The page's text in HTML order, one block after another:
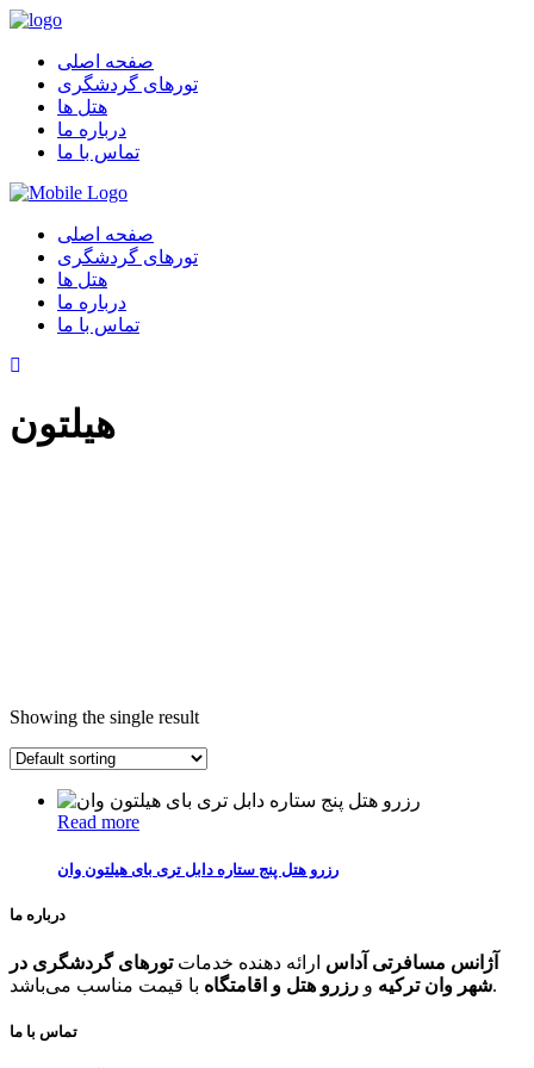
صفحه اصلی
تورهای گردشگری
هتل ها
درباره ما
تماس با ما
صفحه اصلی
تورهای گردشگری
هتل ها
درباره ما
تماس با ما
هیلتون
Showing the single result
Read more
رزرو هتل پنج ستاره دابل تری بای هیلتون وان
درباره ما
آژانس مسافرتی آداس ارائه دهنده خدماتتورهای گردشگری در
شهر وان ترکیه و رزرو هتل و اقامتگاه با قیمت مناسب می‌باشد.
تماس با ما